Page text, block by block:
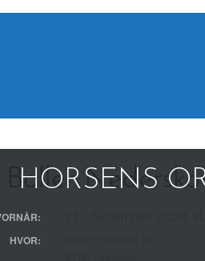
HORSENS
Boller
HVOR: